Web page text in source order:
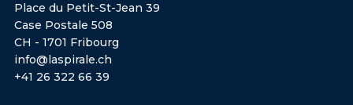
Place du Petit-St-Jean 39
Case Postale 508
CH - 1701 Fribourg
info@laspirale.ch
+41 26 322 66 39